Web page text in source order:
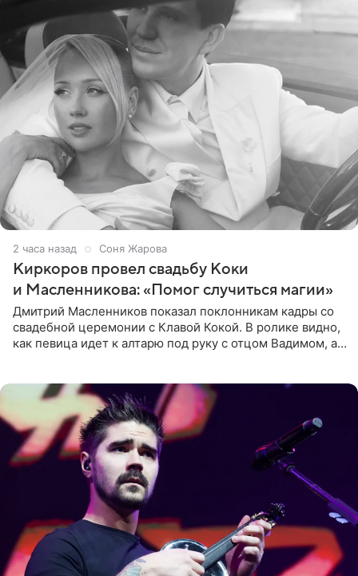
2 часа назад Соня Жарова
Киркоров провел свадьбу Коки
и Масленникова: «Помог случиться магии»
Дмитрий Масленников показал поклонникам кадры со
свадебной церемонии с Клавой Кокой. В ролике видно,
как певица идет к алтарю под руку с отцом Вадимом, а у